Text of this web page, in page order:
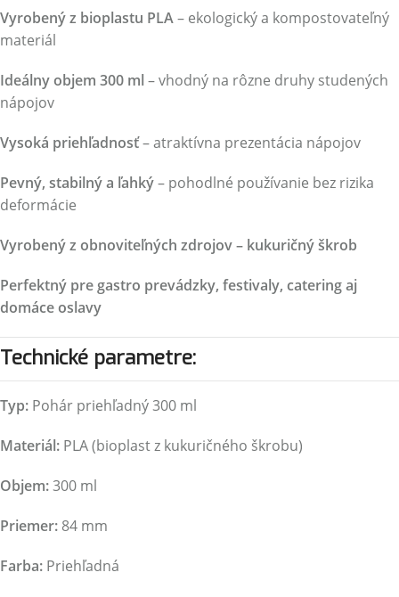
Vyrobený z bioplastu PLA– ekologický a kompostovateľný
materiál
Ideálny objem 300 ml – vhodný na rôzne druhy studených
nápojov
Vysoká priehľadnosť– atraktívna prezentácia nápojov
Pevný, stabilný a ľahký– pohodlné používanie bez rizika
deformácie
Vyrobený z obnoviteľných zdrojov – kukuričný škrob
Perfektný pre gastro prevádzky, festivaly, catering aj
domáce oslavy
Technické parametre:
Typ: Pohár priehľadný 300 ml
Materiál: PLA (bioplast z kukuričného škrobu)
Objem:300 ml
Priemer: 84 mm
Farba: Priehľadná